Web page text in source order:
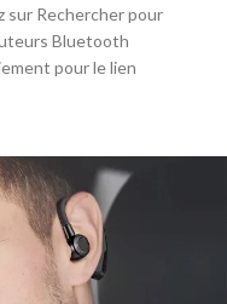
sur Rechercher pour
Bluetooth
pour le lien